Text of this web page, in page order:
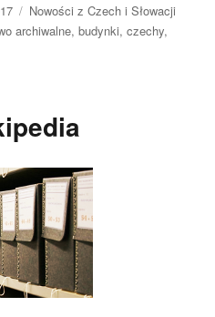
Kategorie
Nowości z Czech i Słowacji
archiwalne,budynki,czechy,